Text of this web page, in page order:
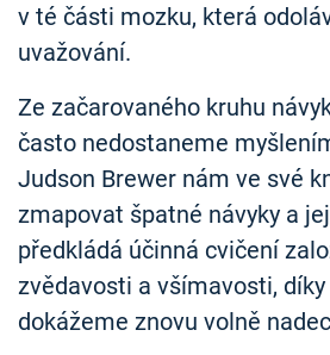
v té části mozku, která
uvažování.
Ze začarovaného kruhu
často nedostaneme
Judson Brewer nám ve své
zmapovat špatné návyky a
předkládá účinná cvičení
zvědavosti a všímavosti,
dokážeme znovu volně